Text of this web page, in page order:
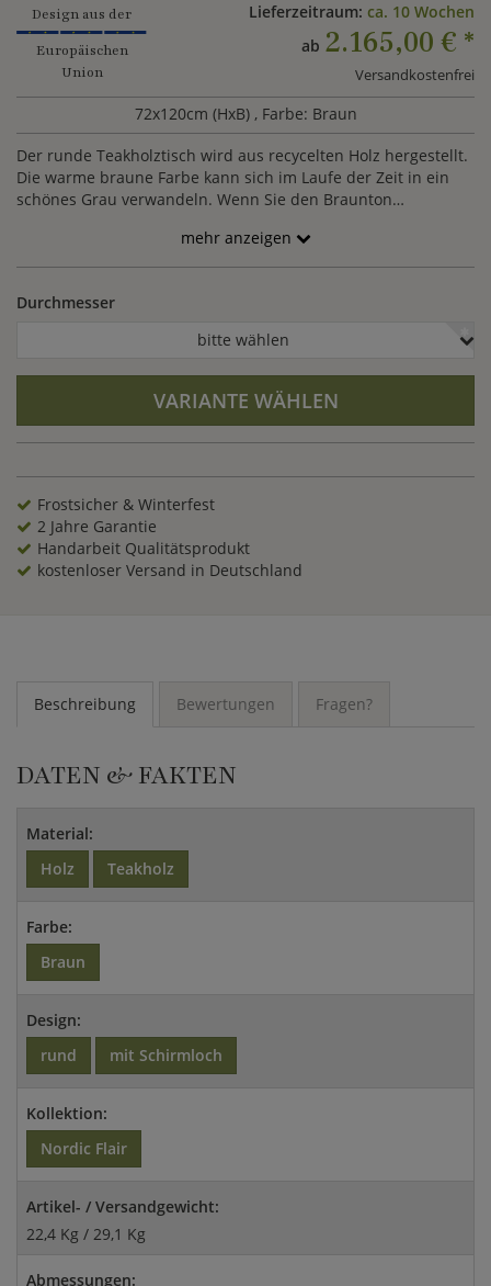
Design aus der
Europäischen
Union
Lieferzeitraum: ca. 10 Wochen
ab 2.165,00 € *
Versandkostenfrei
72x120cm (HxB) , Farbe: Braun
Der runde Teakholztisch wird aus recycelten Holz hergestellt.
Die warme braune Farbe kann sich im Laufe der Zeit in ein
schönes Grau verwandeln. Wenn Sie den Braunton
einem Teakholzöl. In der Mitte des Tisches befindet sich ein
Schirmloch, sodass Sie auch an sonnigen Tagen das
mehr anzeigen
Durchmesser
bitte wählen
VARIANTE WÄHLEN
Frostsicher & Winterfest
2 Jahre Garantie
Handarbeit Qualitätsprodukt
kostenloser Versand in Deutschland
Beschreibung Bewertungen Fragen?
DATEN & FAKTEN
Material:
Holz
Teakholz
Farbe:
Braun
Design:
rund
mit Schirmloch
Kollektion:
Nordic Flair
Artikel- / Versandgewicht:
22,4 Kg / 29,1 Kg
Abmessungen: